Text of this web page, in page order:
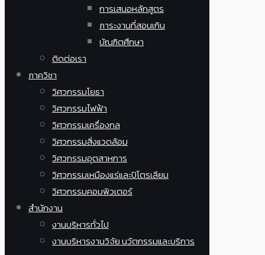
การเสนอหลักสูตร
ภาระงานที่สอนเกิน
บัณฑิตศึกษา
ติดต่อเรา
ภาควิชา
วิศวกรรมโยธา
วิศวกรรมไฟฟ้า
วิศวกรรมเครื่องกล
วิศวกรรมสิ่งแวดล้อม
วิศวกรรมอุตสาหการ
วิศวกรรมเหมืองแร่และปิโตรเลียม
วิศวกรรมคอมพิวเตอร์
สำนักงาน
งานบริหารทั่วไป
งานบริหารงานวิจัย นวัตกรรมและบริการ